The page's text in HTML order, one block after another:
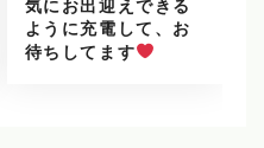
気にお出迎えできる
ように充電して、お
待ちしてます